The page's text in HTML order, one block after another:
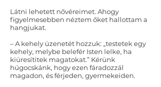
Látni lehetett nővéreimet. Ahogy
figyelmesebben néztem őket hallottam a
hangjukat.
– A kehely üzenetét hozzuk: „testetek egy
kehely, melybe belefér Isten lelke, ha
kiüresítitek magatokat.” Kérünk
húgocskánk, hogy ezen fáradozzál
magadon, és férjeden, gyermekeiden.